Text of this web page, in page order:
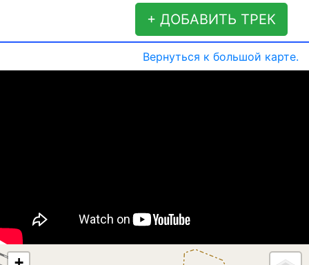
+ ДОБАВИТЬ ТРЕК
Вернуться к большой карте.